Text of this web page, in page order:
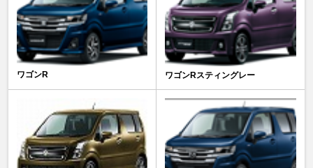
ワゴンR ワゴンRスティングレー